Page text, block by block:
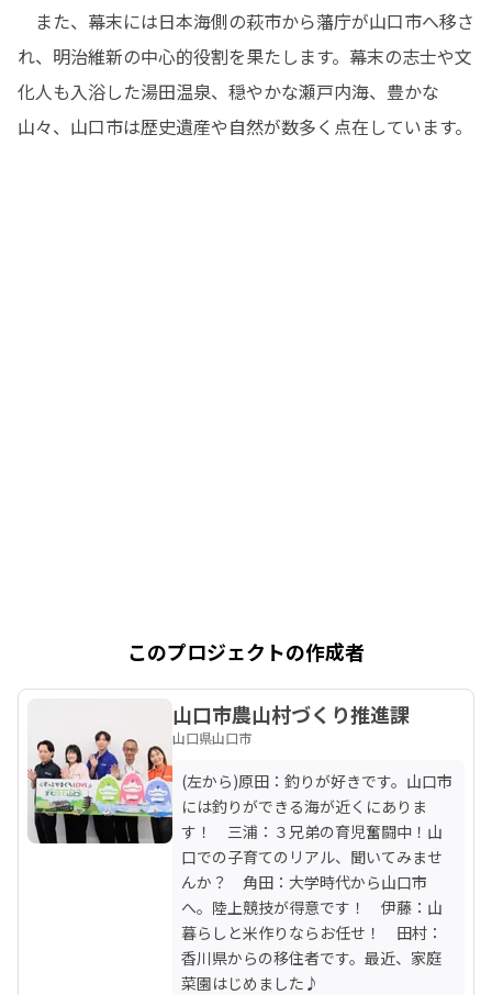
また、幕末には日本海側の萩市から藩庁が山口市へ移さ
れ、明治維新の中心的役割を果たします。幕末の志士や文
化人も入浴した湯田温泉、穏やかな瀬戸内海、豊かな
山々、山口市は歴史遺産や自然が数多く点在しています。
このプロジェクトの作成者
山口市農山村づくり推進課
山口県山口市
(左から)原田：釣りが好きです。山口市
には釣りができる海が近くにありま
す！　三浦：３兄弟の育児奮闘中！山
口での子育てのリアル、聞いてみませ
んか？　角田：大学時代から山口市
へ。陸上競技が得意です！　伊藤：山
暮らしと米作りならお任せ！　田村：
香川県からの移住者です。最近、家庭
菜園はじめました♪